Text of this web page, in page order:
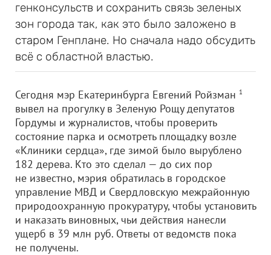
генконсульств и сохранить связь зеленых
зон города так, как это было заложено в
старом Генплане. Но сначала надо обсудить
всё с областной властью.
Сегодня мэр Екатеринбурга Евгений Ройзман 1
вывел на прогулку в Зеленую Рощу депутатов
Гордумы и журналистов, чтобы проверить
состояние парка и осмотреть площадку возле
«Клиники сердца», где зимой было вырублено
182 дерева. Кто это сделал — до сих пор
не известно, мэрия обратилась в городское
управление МВД и Свердловскую межрайонную
природоохранную прокуратуру, чтобы установить
и наказать виновных, чьи действия нанесли
ущерб в 39 млн руб. Ответы от ведомств пока
не получены.